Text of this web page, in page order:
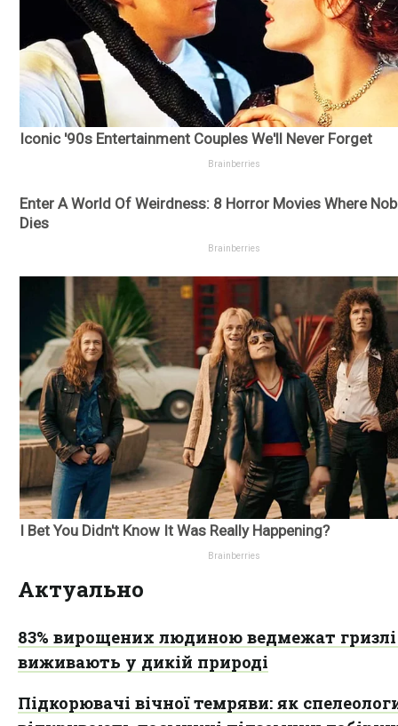
Актуально
83% вирощених людиною ведмежат
виживають у дикій природі
Підкорювачі вічної темряви: як